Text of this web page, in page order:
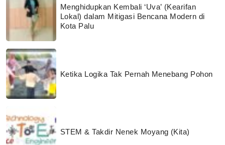
Menghidupkan Kembali ‘Uva’ (Kearifan
Lokal) dalam Mitigasi Bencana Modern di
Kota Palu
Ketika Logika Tak Pernah Menebang Pohon
STEM & Takdir Nenek Moyang (Kita)